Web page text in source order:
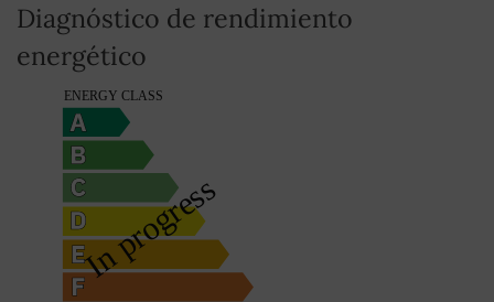
Diagnóstico de rendimiento
energético